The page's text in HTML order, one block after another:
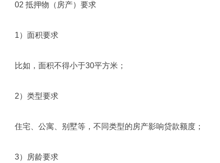
02 抵押物（房产）要求
1）面积要求
比如，面积不得小于30平方米；
2）类型要求
住宅、公寓、别墅等，不同类型的房产影响贷款额度；
3）房龄要求